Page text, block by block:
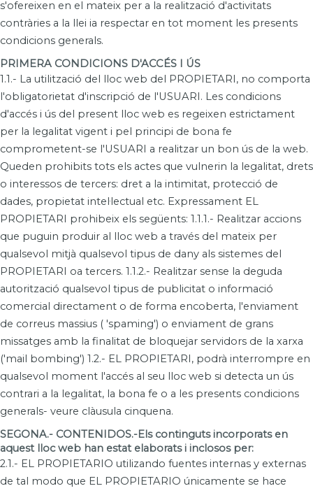
s'ofereixen en el mateix per a la realització d'activitats
contràries a la llei ia respectar en tot moment les presents
condicions generals.
PRIMERA CONDICIONS D'ACCÉS I ÚS
1.1.- La utilització del lloc web del PROPIETARI, no comporta
l'obligatorietat d'inscripció de l'USUARI. Les condicions
d'accés i ús del present lloc web es regeixen estrictament
per la legalitat vigent i pel principi de bona fe
comprometent-se l'USUARI a realitzar un bon ús de la web.
Queden prohibits tots els actes que vulnerin la legalitat, drets
o interessos de tercers: dret a la intimitat, protecció de
dades, propietat intel·lectual etc. Expressament EL
PROPIETARI prohibeix els següents: 1.1.1.- Realitzar accions
que puguin produir al lloc web a través del mateix per
qualsevol mitjà qualsevol tipus de dany als sistemes del
PROPIETARI oa tercers. 1.1.2.- Realitzar sense la deguda
autorització qualsevol tipus de publicitat o informació
comercial directament o de forma encoberta, l'enviament
de correus massius ( 'spaming') o enviament de grans
missatges amb la finalitat de bloquejar servidors de la xarxa
('mail bombing') 1.2.- EL PROPIETARI, podrà interrompre en
qualsevol moment l'accés al seu lloc web si detecta un ús
contrari a la legalitat, la bona fe o a les presents condicions
generals- veure clàusula cinquena.
SEGONA.- CONTENIDOS.-Els continguts incorporats en
aquest lloc web han estat elaborats i inclosos per:
2.1.- EL PROPIETARIO utilizando fuentes internas y externas
de tal modo que EL PROPIETARIO únicamente se hace